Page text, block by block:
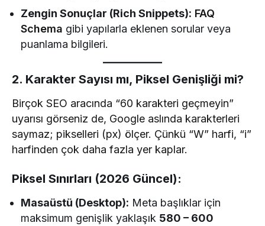
Zengin Sonuçlar (Rich Snippets): FAQ
Schema gibi yapılarla eklenen sorular veya
puanlama bilgileri.
2. Karakter Sayısı mı, Piksel Genişliği mi?
Birçok SEO aracında “60 karakteri geçmeyin”
uyarısı görseniz de, Google aslında karakterleri
saymaz; pikselleri (px) ölçer. Çünkü “W” harfi, “i”
harfinden çok daha fazla yer kaplar.
Piksel Sınırları (2026 Güncel):
Masaüstü (Desktop): Meta başlıklar için
maksimum genişlik yaklaşık 580 – 600